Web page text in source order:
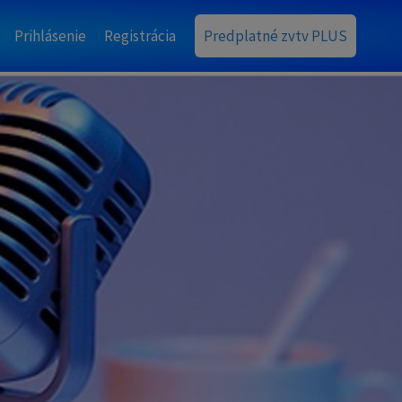
Prihlásenie Registrácia Predplatné zvtv PLUS